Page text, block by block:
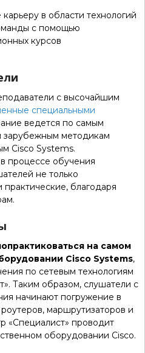
в области технологий
с помощью
курсов
с высочайшим
специальными
ведется по самым
методикам
Cisco Systems.
процессе обучения
не только
благодаря
на самом
Cisco Systems,
по сетевым технологиям
Таким образом, слушатели с
начинают погружение в
маршрутизаторов и
«Специалист» проводит
оборудовании Cisco.